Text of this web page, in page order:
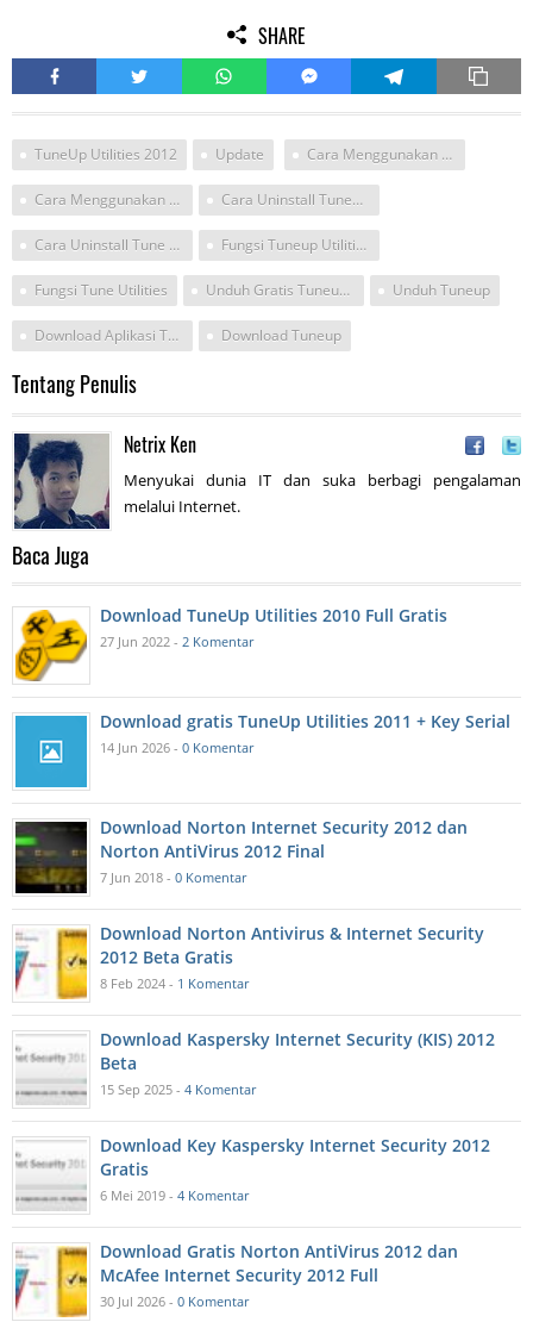
SHARE
TuneUp Utilities 2012 Update Cara Menggunakan Tuneup Utilities
Cara Menggunakan Tune Utilities Cara Uninstall Tuneup Utilities
Cara Uninstall Tune Utilities Fungsi Tuneup Utilities
Fungsi Tune Utilities Unduh Gratis Tuneup Utilitas Unduh Tuneup
Download Aplikasi Tune Download Tuneup
Tentang Penulis
Netrix Ken
Menyukai dunia IT dan suka berbagi pengalaman
melalui Internet.
Baca Juga
Download TuneUp Utilities 2010 Full Gratis
27 Jun 2022 - 2 Komentar
Download gratis TuneUp Utilities 2011 + Key Serial
14 Jun 2026 - 0 Komentar
Download Norton Internet Security 2012 dan
Norton AntiVirus 2012 Final
7 Jun 2018 - 0 Komentar
Download Norton Antivirus & Internet Security
2012 Beta Gratis
8 Feb 2024 - 1 Komentar
Download Kaspersky Internet Security (KIS) 2012
Beta
15 Sep 2025 - 4 Komentar
Download Key Kaspersky Internet Security 2012
Gratis
6 Mei 2019 - 4 Komentar
Download Gratis Norton AntiVirus 2012 dan
McAfee Internet Security 2012 Full
30 Jul 2026 - 0 Komentar